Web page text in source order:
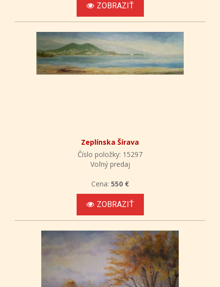
ZOBRAZIŤ
Zeplínska Šírava
Číslo položky: 15297
Voľný predaj
Cena: 550 €
ZOBRAZIŤ